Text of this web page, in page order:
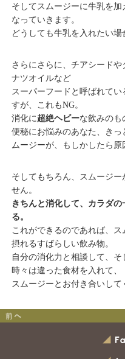
そしてスムージーに牛乳を
なっていきます。
どうしても牛乳を入れたい場
さらにさらに、チアシード
ナツオイルなど
スーパーフードと呼ばれて
すが、これもNG。
消化に超絶ヘビーな飲みのも
便秘にお悩みのあなた、き
ムージーが、もしかしたら原
そしてもちろん、スムージ
せん。
きちんと消化して、カラダ
る。
これができるのであれば、
摂れるすばらしい飲み物。
自分の消化力と相談して、
時々は違った食材を入れて、
スムージーとお付き合いして